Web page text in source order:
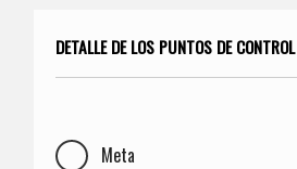
DETALLE DE LOS PUNTOS DE CONTROL
Meta